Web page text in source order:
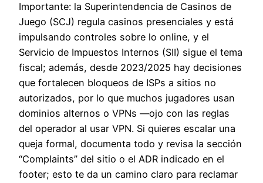
Importante: la Superintendencia de Casinos de
Juego (SCJ) regula casinos presenciales y está
impulsando controles sobre lo online, y el
Servicio de Impuestos Internos (SII) sigue el tema
fiscal; además, desde 2023/2025 hay decisiones
que fortalecen bloqueos de ISPs a sitios no
autorizados, por lo que muchos jugadores usan
dominios alternos o VPNs —ojo con las reglas
del operador al usar VPN. Si quieres escalar una
queja formal, documenta todo y revisa la sección
“Complaints” del sitio o el ADR indicado en el
footer; esto te da un camino claro para reclamar